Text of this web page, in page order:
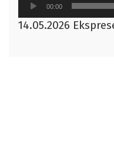
plików
dźwiękowych
00:00
14.05.2026